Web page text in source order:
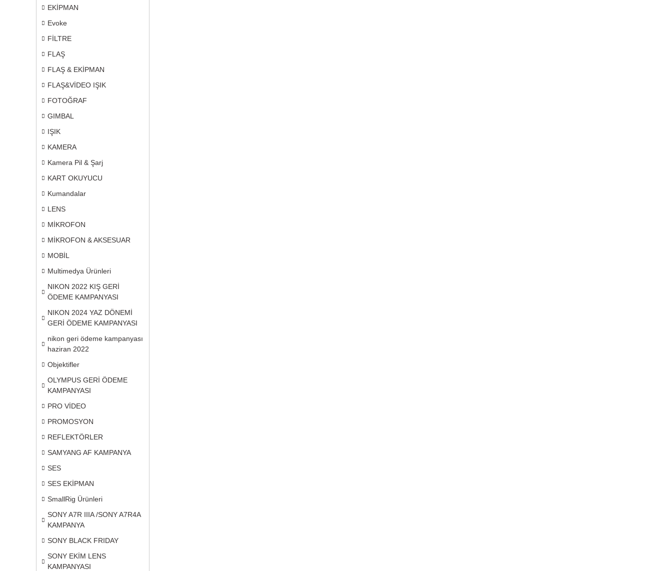
EKİPMAN
Evoke
FİLTRE
FLAŞ
FLAŞ & EKİPMAN
FLAŞ&VİDEO IŞIK
FOTOĞRAF
GIMBAL
IŞIK
KAMERA
Kamera Pil & Şarj
KART OKUYUCU
Kumandalar
LENS
MİKROFON
MİKROFON & AKSESUAR
MOBİL
Multimedya Ürünleri
NIKON 2022 KIŞ GERİ
ÖDEME KAMPANYASI
NIKON 2024 YAZ DÖNEMİ
GERİ ÖDEME KAMPANYASI
nikon geri ödeme kampanyası
haziran 2022
Objektifler
OLYMPUS GERİ ÖDEME
KAMPANYASI
PRO VİDEO
PROMOSYON
REFLEKTÖRLER
SAMYANG AF KAMPANYA
SES
SES EKİPMAN
SmallRig Ürünleri
SONY A7R IIIA /SONY A7R4A
KAMPANYA
SONY BLACK FRIDAY
SONY EKİM LENS
KAMPANYASI